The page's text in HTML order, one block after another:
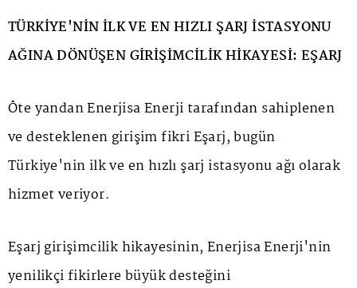
TÜRKİYE'NİN İLK VE EN HIZLI ŞARJ İSTASYONU
AĞINA DÖNÜŞEN GİRİŞİMCİLİK HİKAYESİ: EŞARJ
Öte yandan Enerjisa Enerji tarafından sahiplenen
ve desteklenen girişim fikri Eşarj, bugün
Türkiye'nin ilk ve en hızlı şarj istasyonu ağı olarak
hizmet veriyor.
Eşarj girişimcilik hikayesinin, Enerjisa Enerji'nin
yenilikçi fikirlere büyük desteğini